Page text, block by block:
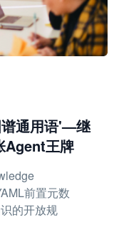
通用语'—继
Agent王牌
前置元数
的开放规